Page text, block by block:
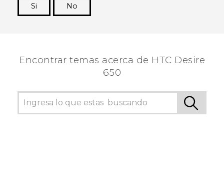
Si
No
Encontrar temas acerca de HTC Desire
650